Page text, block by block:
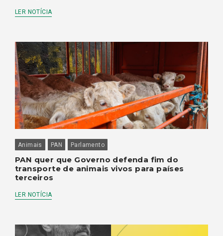
LER NOTÍCIA
Animais PAN Parlamento
PAN quer que Governo defenda fim do
transporte de animais vivos para países
terceiros
LER NOTÍCIA